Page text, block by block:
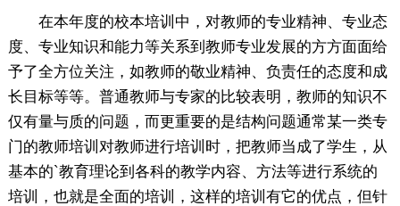
在本年度的校本培训中，对教师的专业精神、专业态
度、专业知识和能力等关系到教师专业发展的方方面面给
予了全方位关注，如教师的敬业精神、负责任的态度和成
长目标等等。普通教师与专家的比较表明，教师的知识不
仅有量与质的问题，而更重要的是结构问题通常某一类专
门的教师培训对教师进行培训时，把教师当成了学生，从
基本的`教育理论到各科的教学内容、方法等进行系统的
培训，也就是全面的培训，这样的培训有它的优点，但针